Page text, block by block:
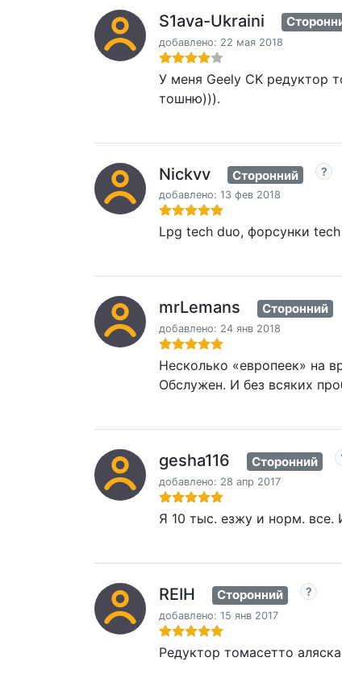
S1ava-Ukraini
добавлено: 22 мая 2018
У меня Geely CK редуктор
тошню))).
Nickvv Сторонний
добавлено: 13 фев 2018
Lpg tech duo, форсунки
mrLemans Сторонний
добавлено: 24 янв 2018
Несколько «европеек» на
Обслужен. И без всяких
gesha116 Сторонний
добавлено: 28 апр 2017
Я 10 тыс. езжу и норм.
REIH Сторонний
добавлено: 15 янв 2017
Редуктор томасетто